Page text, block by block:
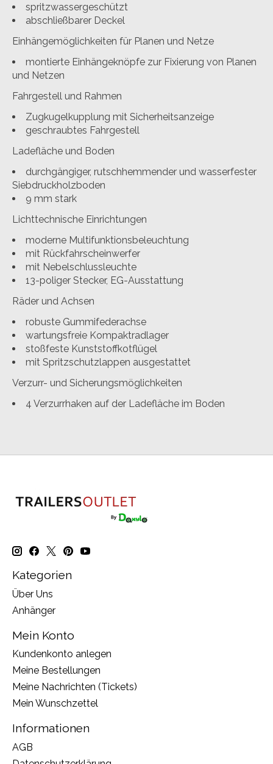
spritzwassergeschützt
abschließbarer Deckel
Einhängemöglichkeiten für Planen und Netze
montierte Einhängeknöpfe zur Fixierung von Planen
und Netzen
Fahrgestell und Rahmen
Zugkugelkupplung mit Sicherheitsanzeige
geschraubtes Fahrgestell
Ladefläche und Boden
durchgängiger, rutschhemmender und wasserfester
Siebdruckholzboden
9 mm stark
Lichttechnische Einrichtungen
moderne Multifunktionsbeleuchtung
mit Rückfahrscheinwerfer
mit Nebelschlussleuchte
13-poliger Stecker, EG-Ausstattung
Räder und Achsen
robuste Gummifederachse
wartungsfreie Kompaktradlager
stoßfeste Kunststoffkotflügel
mit Spritzschutzlappen ausgestattet
Verzurr- und Sicherungsmöglichkeiten
4 Verzurrhaken auf der Ladefläche im Boden
Kategorien
Über Uns
Anhänger
Mein Konto
Kundenkonto anlegen
Meine Bestellungen
Meine Nachrichten (Tickets)
Mein Wunschzettel
Informationen
AGB